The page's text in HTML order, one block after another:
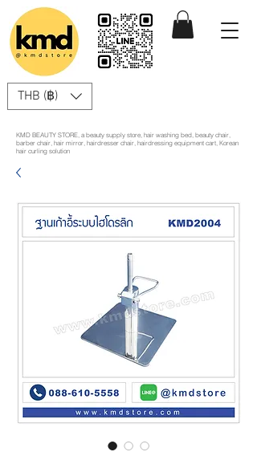
THB (฿)
KMD BEAUTY STORE, a beauty supply store, hair washing bed, beauty chair,
barber chair, hair mirror, hairdresser chair, hairdressing equipment cart, Korean
hair curling solution